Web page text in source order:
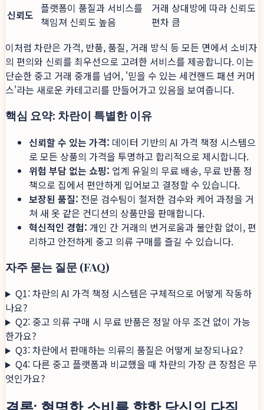
신뢰도 플랫폼이 품질과 서비스를
책임져 신뢰도 높음
거래 상대방에 따라 신뢰도
편차 큼
이처럼 차란은 가격, 반품, 품질, 거래 방식 등 모든 면에서 소비자
의 편의와 신뢰를 최우선으로 고려한 서비스를 제공합니다. 이는
단순한 중고 거래 중개를 넘어, '믿을 수 있는 세컨핸드 패션 커머
스'라는 새로운 카테고리를 만들어가고 있음을 보여줍니다.
핵심 요약: 차란이 특별한 이유
신뢰할 수 있는 가격: 데이터 기반의 AI 가격 책정 시스템으
로 모든 상품의 가격을 투명하고 합리적으로 제시합니다.
위험 부담 없는 쇼핑: 업계 유일의 무료 배송, 무료 반품 정
책으로 집에서 편안하게 입어보고 결정할 수 있습니다.
보장된 품질: 전문 검수팀이 철저한 검수와 케어 과정을 거
쳐 새 옷 같은 컨디션의 상품만을 판매합니다.
혁신적인 경험: 개인 간 거래의 번거로움과 불안함 없이, 편
리하고 안전하게 중고 의류 구매를 즐길 수 있습니다.
자주 묻는 질문 (FAQ)
Q1: 차란의 AI 가격 책정 시스템은 구체적으로 어떻게 작동하
나요?
Q2: 중고 의류 구매 시 무료 반품은 정말 아무 조건 없이 가능
한가요?
Q3: 차란에서 판매하는 의류의 품질은 어떻게 보장되나요?
Q4: 다른 중고 플랫폼과 비교했을 때 차란의 가장 큰 장점은 무
엇인가요?